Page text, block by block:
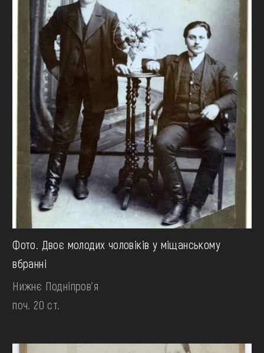
Фото. Двоє молодих чоловіків у міщанському
вбранні
Нижнє Подніпров'я
поч. 20 ст.